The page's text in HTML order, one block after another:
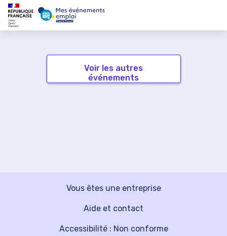
Voir les autres
événements
Vous êtes une entreprise
Aide et contact
Accessibilité : Non conforme